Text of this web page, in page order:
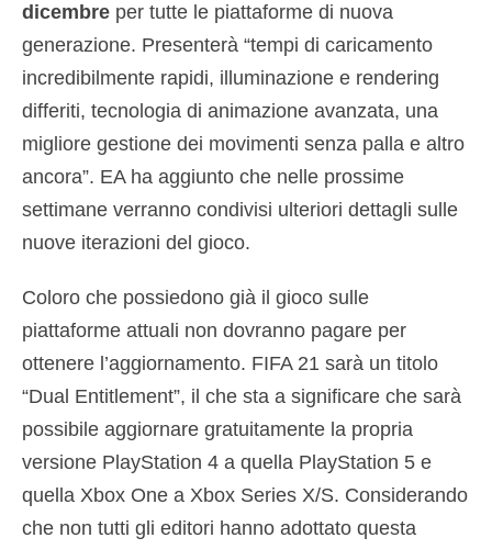
dicembre per tutte le piattaforme di nuova
generazione. Presenterà “tempi di caricamento
incredibilmente rapidi, illuminazione e rendering
differiti, tecnologia di animazione avanzata, una
migliore gestione dei movimenti senza palla e altro
ancora”. EA ha aggiunto che nelle prossime
settimane verranno condivisi ulteriori dettagli sulle
nuove iterazioni del gioco.
Coloro che possiedono già il gioco sulle
piattaforme attuali non dovranno pagare per
ottenere l’aggiornamento. FIFA 21 sarà un titolo
“Dual Entitlement”, il che sta a significare che sarà
possibile aggiornare gratuitamente la propria
versione PlayStation 4 a quella PlayStation 5 e
quella Xbox One a Xbox Series X/S. Considerando
che non tutti gli editori hanno adottato questa